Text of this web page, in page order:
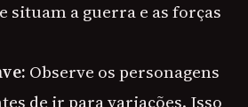
situam a guerra e as forças
Observe os personagens
de ir para variações. Isso